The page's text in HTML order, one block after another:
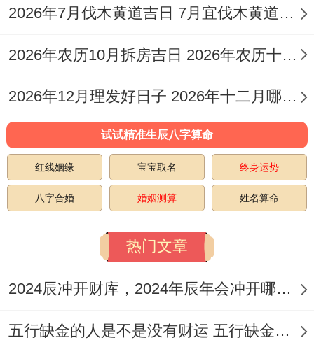
选择阳气相对旺盛的时段、比如上午的7点
光；越来越兴旺。
尽量避开子时、丑时这些深夜似乎凌晨的时
辰，那会儿阴气重，不是太理想。
入宅当天的老传统合忌讳也不少。提前认识
一下 免得一不小心犯了禁忌，习性上来说入
宅当天最佳说些吉祥话；别吵架，别生气,保
持开快乐心的氛围。
先带进去,寓意着把「家」搬过去了，不愁吃
穿，部分地方还会特意烧一壶开水,抑或打开
2026年7月伐木黄道吉日 7月宜伐木黄道吉日查询
2026年农历10月拆房吉日 2026年农历十月哪天拆房好
2026年12月理发好日子 2026年十二月哪天理发好
试试精准生辰八字算命
红线姻缘 宝宝取名 终身运势
八字合婚 婚姻测算 姓名算命
热门文章
2024辰冲开财库，2024年辰年会冲开哪些人的财库
五行缺金的人是不是没有财运 五行缺金的人命运好不好